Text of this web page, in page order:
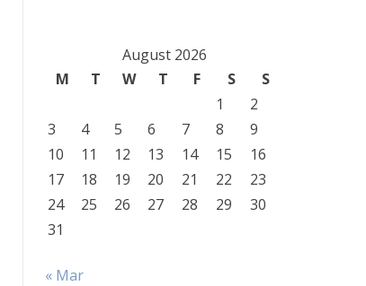
August 2026
M
T W T F S
S
1
2
3
4 5 6 7 8
9
10
11 12 13 14 15
16
17
18 19 20 21 22
23
24
25 26 27 28 29
30
31
« Mar